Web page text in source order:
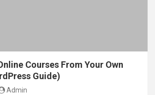
Courses From Your Own
Guide)
Admin